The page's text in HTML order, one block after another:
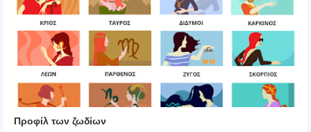
Προφίλ των ζωδίων